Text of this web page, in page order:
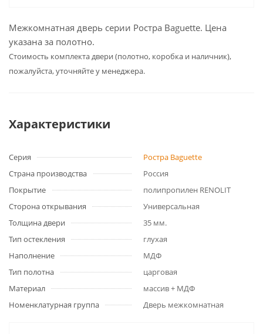
Межкомнатная дверь серии Ростра Baguette. Цена
указана за полотно.
Cтоимость комплекта двери (полотно, коробка и наличник),
пожалуйста, уточняйте у менеджера.
Характеристики
Серия
Ростра Baguette
Страна производства
Россия
Покрытие
полипропилен RENOLIT
Сторона открывания
Универсальная
Толщина двери
35 мм.
Тип остекления
глухая
Наполнение
МДФ
Тип полотна
царговая
Материал
массив + МДФ
Номенклатурная группа
Дверь межкомнатная